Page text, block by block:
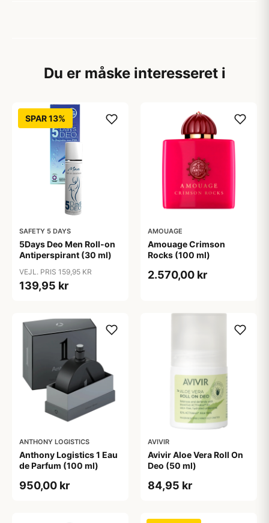
Du er måske interesseret i
SPAR 13%
SAFETY 5 DAYS
5Days Deo Men Roll-on
Antiperspirant (30 ml)
VEJL. PRIS 159,95 KR
139,95 kr
AMOUAGE
Amouage Crimson
Rocks (100 ml)
2.570,00 kr
ANTHONY LOGISTICS
Anthony Logistics 1 Eau
de Parfum (100 ml)
950,00 kr
AVIVIR
Avivir Aloe Vera Roll On
Deo (50 ml)
84,95 kr